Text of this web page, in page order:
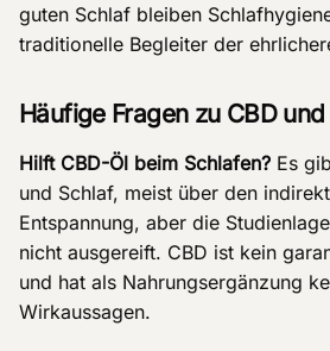
guten Schlaf bleiben
traditionelle Begleiter der
Häufige Fragen zu CBD
Hilft CBD-Öl beim Schlafen? Es
und Schlaf, meist über den
Entspannung, aber die
nicht ausgereift. CBD ist kein
und hat als Nahrungsergänzung
Wirkaussagen.